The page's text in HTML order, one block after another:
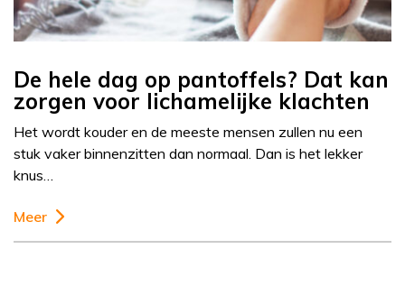
De hele dag op pantoffels? Dat kan
zorgen voor lichamelijke klachten
Het wordt kouder en de meeste mensen zullen nu een
stuk vaker binnenzitten dan normaal. Dan is het lekker
knus…
Meer